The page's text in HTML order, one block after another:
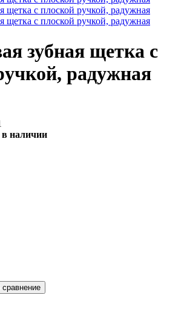
зубная щетка с
радужная
наличии
сравнение